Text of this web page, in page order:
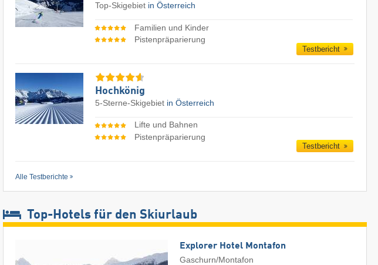
Top-Skigebiet in Österreich
Familien und Kinder
Pistenpräparierung
Testbericht
Hochkönig
5-Sterne-Skigebiet in Österreich
Lifte und Bahnen
Pistenpräparierung
Testbericht
Alle Testberichte
Top-Hotels für den Skiurlaub
Explorer Hotel Montafon
Gaschurn/Montafon